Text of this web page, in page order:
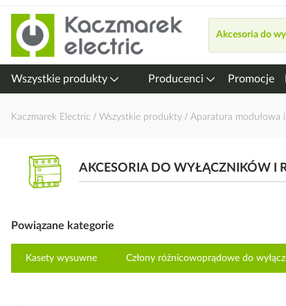
Przejdź
do
treści
Akcesoria do
Wszystkie produkty Producenci Promocje
Kaczmarek Electric Wszystkie produkty Aparatura modułowa
AKCESORIA DO WYŁĄCZNIKÓW I
Powiązane kategorie
Kasety wysuwne Człony różnicowoprądowe do